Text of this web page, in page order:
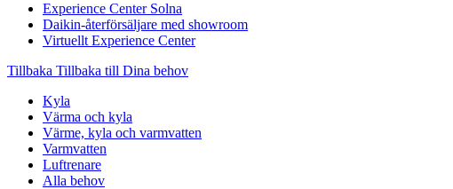
Experience Center Solna
Daikin-återförsäljare med showroom
Virtuellt Experience Center
Tillbaka Tillbaka till Dina behov
Kyla
Värma och kyla
Värme, kyla och varmvatten
Varmvatten
Luftrenare
Alla behov